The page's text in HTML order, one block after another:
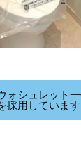
ォシュレット
採用しています